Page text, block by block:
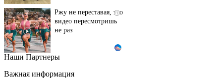
i
Ржу не переставая, это
видео пересмотришь
не раз
Скрытая камера на
люди вытворяют, когда
Наши Партнеры
Важная информация